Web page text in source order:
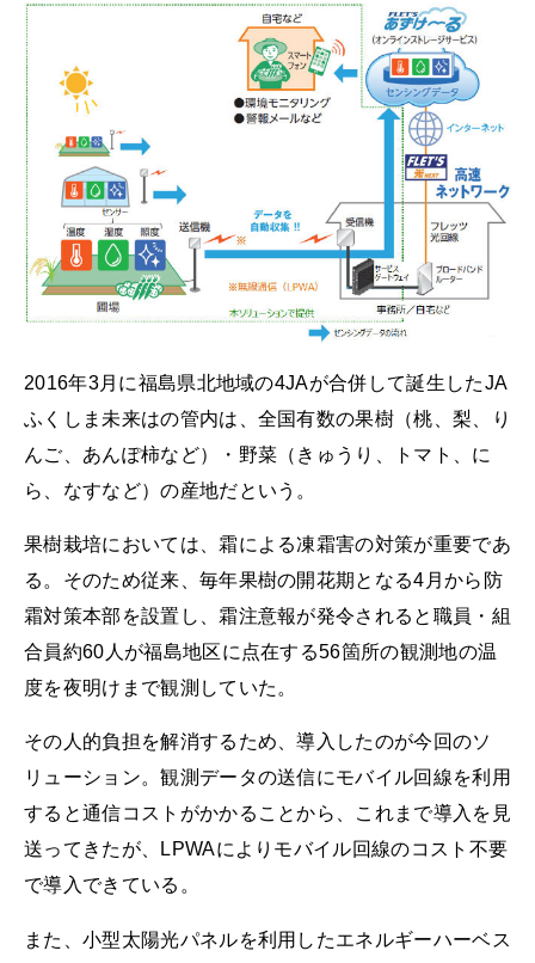
2016年3月に福島県北地域の4JAが合併して誕生したJA
ふくしま未来はの管内は、全国有数の果樹（桃、梨、り
んご、あんぽ柿など）・野菜（きゅうり、トマト、に
ら、なすなど）の産地だという。
果樹栽培においては、霜による凍霜害の対策が重要であ
る。そのため従来、毎年果樹の開花期となる4月から防
霜対策本部を設置し、霜注意報が発令されると職員・組
合員約60人が福島地区に点在する56箇所の観測地の温
度を夜明けまで観測していた。
その人的負担を解消するため、導入したのが今回のソ
リューション。観測データの送信にモバイル回線を利用
すると通信コストがかかることから、これまで導入を見
送ってきたが、LPWAによりモバイル回線のコスト不要
で導入できている。
また、小型太陽光パネルを利用したエネルギーハーベス